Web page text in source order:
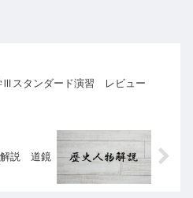
Ⅲスタンダード演習 レビュー
解説 道鏡